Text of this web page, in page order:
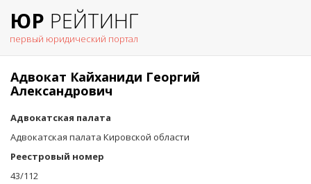
ЮР РЕЙТИНГ
первый юридический портал
Адвокат Кайханиди Георгий
Александрович
Адвокатская палата
Адвокатская палата Кировской области
Реестровый номер
43/112